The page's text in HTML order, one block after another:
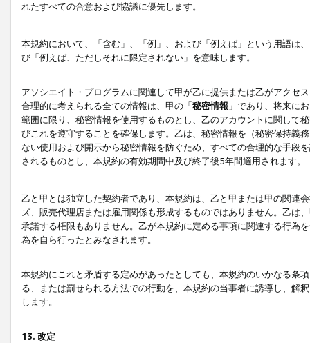
れたすべての合意および協議に優先します。
本規約において、「含む」、「例」、および「例えば」という用語は
び「例えば、ただしそれに限定されない」を意味します。
アソシエイト・プログラムに関連して甲が乙に提供または乙がアクセ
合理的に考えられる全ての情報は、甲の「秘密情報 」であり、将来に
範囲に限り、秘密情報を使用するものとし、乙のアカウントに関して
びこれを遵守することを確保します。乙は、秘密情報を（秘密保持義
ない使用および開示から秘密情報を防ぐため、すべての合理的な手段
されるものとし、本規約の有効期間中及び終了後5年間適用されます。
乙と甲とは独立した契約者であり、本規約は、乙と甲または甲の関連
ズ、販売代理店または雇用関係も形成するものではありません。乙は
承諾する権限もありません。乙が本規約に定める事項に関連する行為
為を自ら行ったとみなされます。
本規約にこれと矛盾する定めがあったとしても、本規約のいかなる条
る、または罰せられる方法での行動を、本規約の当事者に誘導し、解
します。
13. 改定